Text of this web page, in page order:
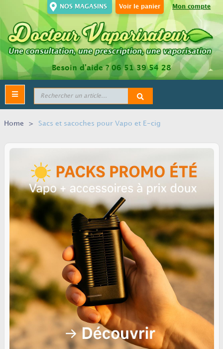
Mon compte
Voir le panier
NOS MAGASINS
Besoin d’aide ?06 51 39 54 28
Toggle
navigation
Home > Sacs et sacoches pour Vapo et E-cig